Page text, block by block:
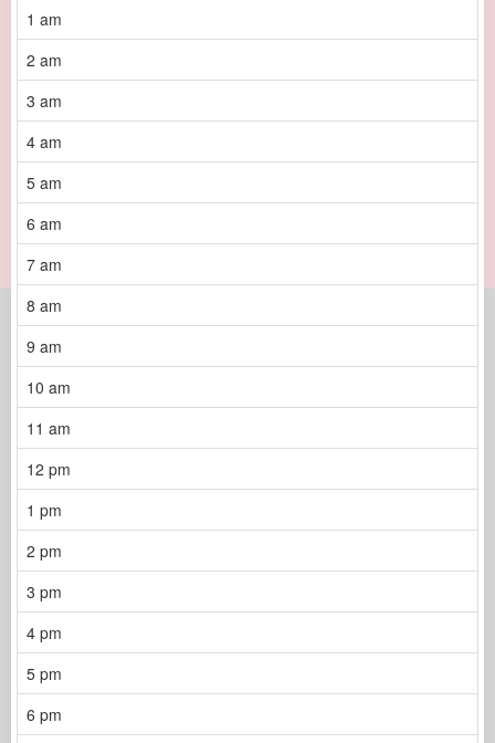
1 am
2 am
3 am
4 am
5 am
6 am
7 am
8 am
9 am
10 am
11 am
12 pm
1 pm
2 pm
3 pm
4 pm
5 pm
6 pm